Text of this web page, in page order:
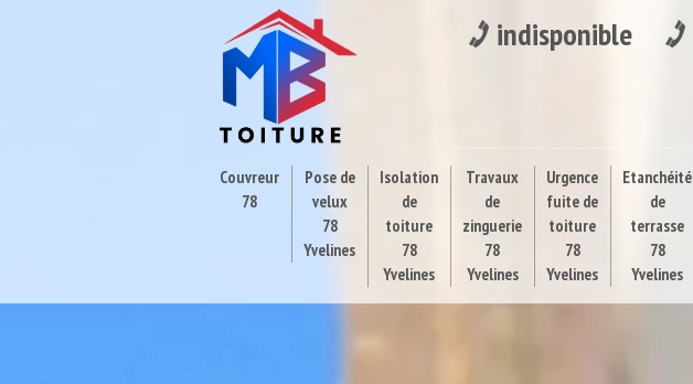
indisponible
Couvreur
78
Pose de
velux
78
Yvelines
Isolation
de
toiture
78
Yvelines
Travaux
de
zinguerie
78
Yvelines
Urgence
fuite de
toiture
78
Yvelines
Etanchéité
de
terrasse
78
Yvelines